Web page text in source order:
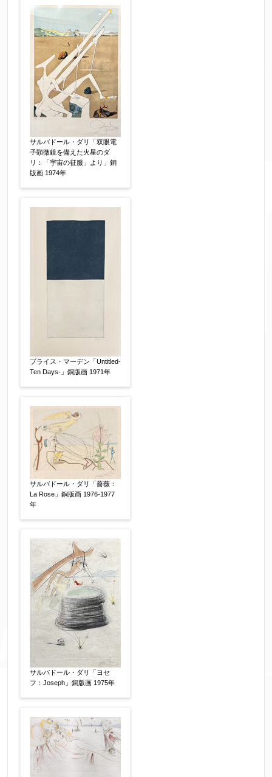
サルバドール・ダリ「双眼電
子顕微鏡を備えた火星のダ
リ：「宇宙の征服」より」銅
版画 1974年
ブライス・マーデン「Untitled-
Ten Days-」銅版画 1971年
サルバドール・ダリ「薔薇：
La Rose」銅版画 1976-1977
年
サルバドール・ダリ「ヨセ
フ：Joseph」銅版画 1975年